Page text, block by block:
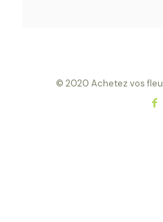
© 2020 Achetez vos